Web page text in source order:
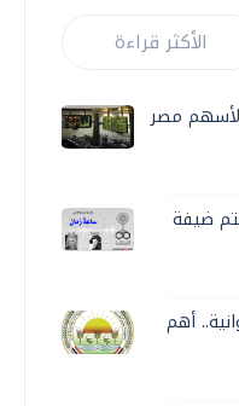
الأكثر قراءة
لأسهم مصر
ضيفة
أهم